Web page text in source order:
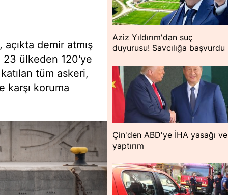
demir atmış
ülkeden 120'ye
tüm askeri,
karşı koruma
Aziz Yıldırım'dan suç
duyurusu! Savcılığa başvurdu
Çin'den ABD'ye İHA yasağı ve
yaptırım